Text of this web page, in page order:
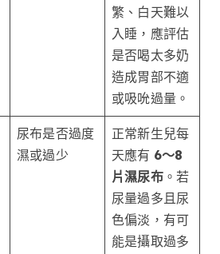
繁、白天難以
入睡，應評估
是否喝太多奶
造成胃部不適
或吸吮過量。
尿布是否過度
濕或過少
正常新生兒每
天應有 6～8
片濕尿布。若
尿量過多且尿
色偏淡，有可
能是攝取過多